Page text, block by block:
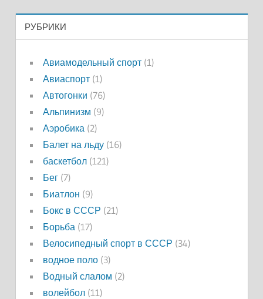
РУБРИКИ
Авиамодельный спорт(1)
Авиаспорт(1)
Автогонки (76)
Альпинизм (9)
Аэробика (2)
Балет на льду(16)
баскетбол(121)
Бег(7)
Биатлон (9)
Бокс в СССР (21)
Борьба (17)
Велосипедный спорт в СССР (34)
водное поло(3)
Водный слалом (2)
волейбол(11)